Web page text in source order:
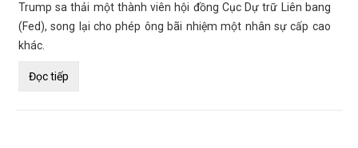
Trump sa thải một thành viên hội đồng Cục Dự trữ Liên bang
(Fed), song lại cho phép ông bãi nhiệm một nhân sự cấp cao
khác.
Đọc tiếp